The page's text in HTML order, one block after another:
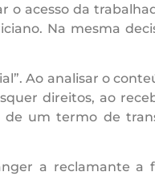
o acesso da
Na mesma
Ao analisar o
direitos, ao
de um termo de
a reclamante a